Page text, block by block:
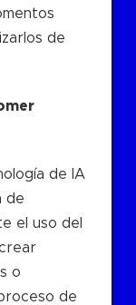
de
de IA
de
el uso del
o
de